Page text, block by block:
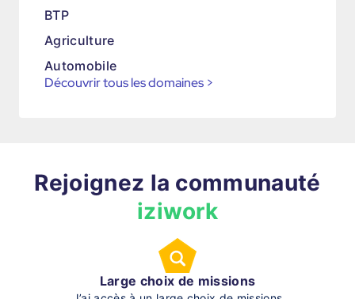
BTP
Agriculture
Automobile
Découvrir tous les domaines >
Rejoignez la communauté
iziwork
Large choix de missions